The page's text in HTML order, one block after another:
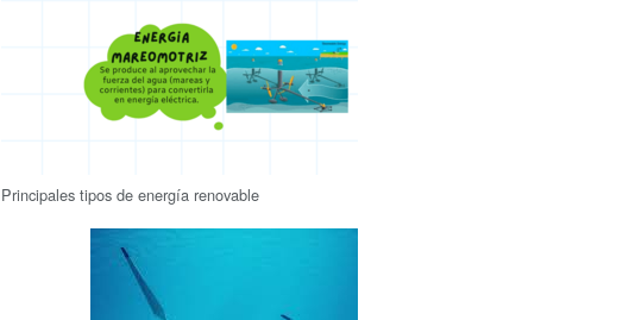
Principales tipos de energía renovable